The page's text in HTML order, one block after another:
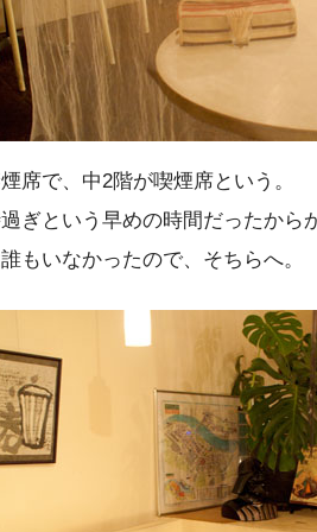
席で、中2階が喫煙席という。
ぎという早めの時間だったから
もいなかったので、そちらへ。